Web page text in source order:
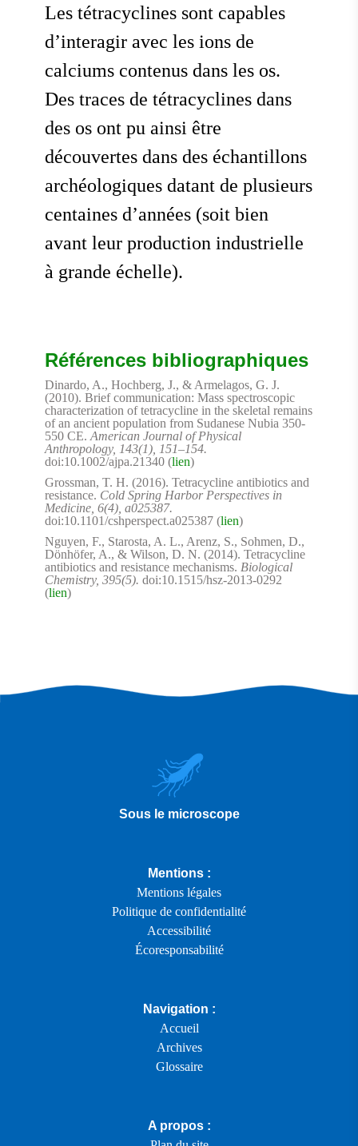
Les tétracyclines sont capables
d’interagir avec les ions de
calciums contenus dans les os.
Des traces de tétracyclines dans
des os ont pu ainsi être
découvertes dans des échantillons
archéologiques datant de plusieurs
centaines d’années (soit bien
avant leur production industrielle
à grande échelle).
Références bibliographiques
Dinardo, A., Hochberg, J., & Armelagos, G. J.
(2010). Brief communication: Mass spectroscopic
characterization of tetracycline in the skeletal remains
of an ancient population from Sudanese Nubia 350-
550 CE. American Journal of Physical
Anthropology, 143(1), 151–154.
doi:10.1002/ajpa.21340 (lien)
Grossman, T. H. (2016). Tetracycline antibiotics and
resistance. Cold Spring Harbor Perspectives in
Medicine, 6(4), a025387.
doi:10.1101/cshperspect.a025387 (lien)
Nguyen, F., Starosta, A. L., Arenz, S., Sohmen, D.,
Dönhöfer, A., & Wilson, D. N. (2014). Tetracycline
antibiotics and resistance mechanisms. Biological
Chemistry, 395(5). doi:10.1515/hsz-2013-0292
(lien)
Sous le microscope
Navigation :
Accueil
Archives
Glossaire
A propos :
Mentions :
Mentions légales
Politique de confidentialité
Accessibilité
Écoresponsabilité